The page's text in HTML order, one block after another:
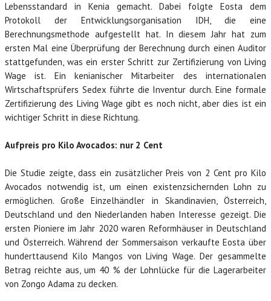
Lebensstandard in Kenia gemacht. Dabei folgte Eosta dem
Protokoll der Entwicklungsorganisation IDH, die eine
Berechnungsmethode aufgestellt hat. In diesem Jahr hat zum
ersten Mal eine Überprüfung der Berechnung durch einen Auditor
stattgefunden, was ein erster Schritt zur Zertifizierung von Living
Wage ist. Ein kenianischer Mitarbeiter des internationalen
Wirtschaftsprüfers Sedex führte die Inventur durch. Eine formale
Zertifizierung des Living Wage gibt es noch nicht, aber dies ist ein
wichtiger Schritt in diese Richtung.
Aufpreis pro Kilo Avocados: nur 2 Cent
Die Studie zeigte, dass ein zusätzlicher Preis von 2 Cent pro Kilo
Avocados notwendig ist, um einen existenzsichernden Lohn zu
ermöglichen. Große Einzelhändler in Skandinavien, Österreich,
Deutschland und den Niederlanden haben Interesse gezeigt. Die
ersten Pioniere im Jahr 2020 waren Reformhäuser in Deutschland
und Österreich. Während der Sommersaison verkaufte Eosta über
hunderttausend Kilo Mangos von Living Wage. Der gesammelte
Betrag reichte aus, um 40 % der Lohnlücke für die Lagerarbeiter
von Zongo Adama zu decken.